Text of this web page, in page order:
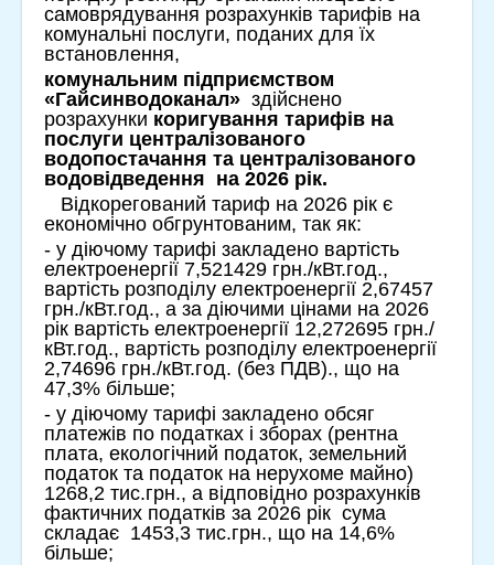
самоврядування розрахунків тарифів на
комунальні послуги, поданих для їх
встановлення,
комунальним підприємством
«Гайсинводоканал» здійснено
розрахунки коригування тарифів на
послуги централізованого
водопостачання та централізованого
водовідведення на 2026 рік.
Відкорегований тариф на 2026 рік є
економічно обгрунтованим, так як:
- у діючому тарифі закладено вартість
електроенергії 7,521429 грн./кВт.год.,
вартість розподілу електроенергії 2,67457
грн./кВт.год., а за діючими цінами на 2026
рік вартість електроенергії 12,272695 грн./
кВт.год., вартість розподілу електроенергії
2,74696 грн./кВт.год. (без ПДВ)., що на
47,3% більше;
- у діючому тарифі закладено обсяг
платежів по податках і зборах (рентна
плата, екологічний податок, земельний
податок та податок на нерухоме майно)
1268,2 тис.грн., а відповідно розрахунків
фактичних податків за 2026 рік сума
складає 1453,3 тис.грн., що на 14,6%
більше;